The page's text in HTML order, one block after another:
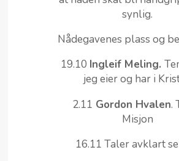
synlig.
Nådegavenes plass og
19.10 Ingleif Meling.
jeg eier og har i
2.11 Gordon Hvalen.
Misjon
16.11 Taler avklart